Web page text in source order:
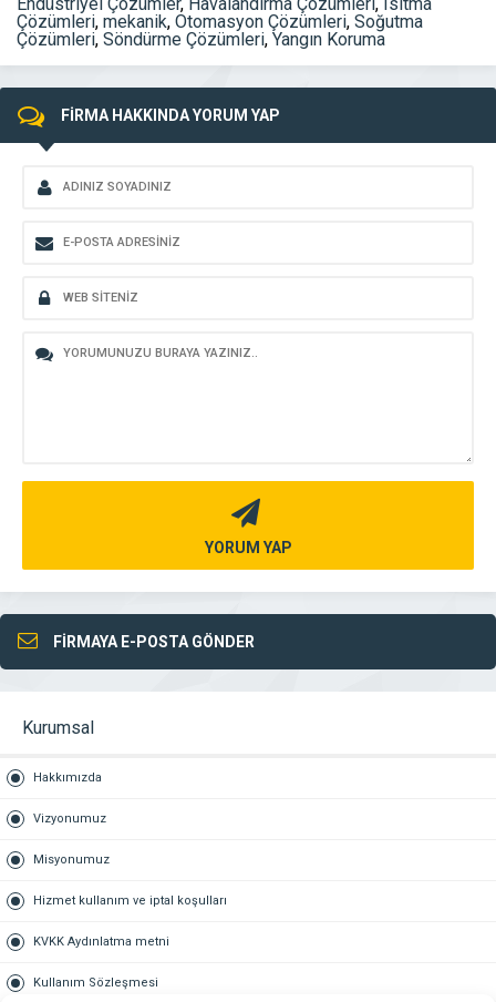
Çözümleri, mekanik, Otomasyon Çözümleri, Soğutma
Çözümleri, Söndürme Çözümleri, Yangın Koruma
FİRMA HAKKINDA YORUM YAP
YORUM YAP
FİRMAYA E-POSTA GÖNDER
Kurumsal
Hakkımızda
Vizyonumuz
Misyonumuz
Hizmet kullanım ve iptal koşulları
KVKK Aydınlatma metni
Kullanım Sözleşmesi